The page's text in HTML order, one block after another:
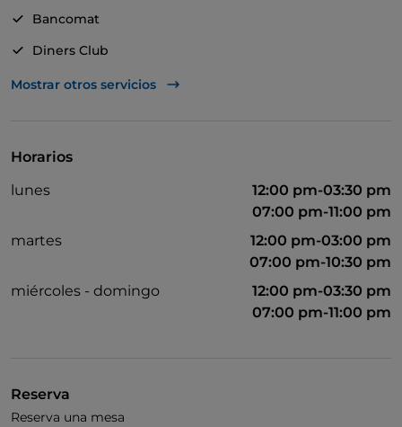
Bancomat
Diners Club
Mastercard
Se admiten animales
Mostrar otros servicios
Horarios
lunes
12:00 pm-03:30 pm
07:00 pm-11:00 pm
martes
12:00 pm-03:00 pm
07:00 pm-10:30 pm
miércoles - domingo
12:00 pm-03:30 pm
07:00 pm-11:00 pm
Reserva
Reserva una mesa